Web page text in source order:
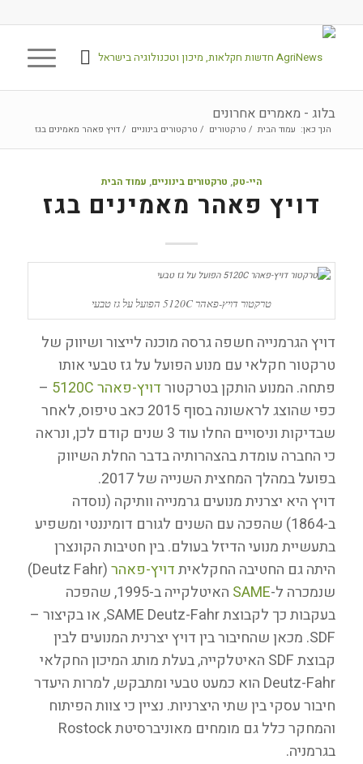
בלוג - מאמרים אחרונים
הנך כאן: עמוד הבית / טרקטורים / טרקטורים בינוניים / דויץ פאהר מאמינים בגז
היי-טק, טרקטורים בינוניים, עמוד הבית
דויץ פאהר מאמינים בגז
טרקטור דויץ-פאהר 5120C הפועל על גז טבעי
דויץ הגרמנייה חשפה גרסה מוכנה לייצור ושיווק של
טרקטור חקלאי עם מנוע הפועל על גז טבעי אותו
פתחה. המנוע הותקן בטרקטורדויץ-פאהר 5120C
–
כפי שהוצג לראשונה בסוף 2015 כאב טיפוס, לאחר
שבדיקות וניסויים החלו עוד 3 שנים קודם לכן, ונראה
כי החברה עומדת בהצהרותיה בדבר החלת השיווק
בפועל במהלך המחצית השנייה של 2017.
דויץ היא יצרנית מנועים גרמנייה וותיקה (נוסדה
ב-1864) שהפכה עם השנים לגורם דומיננטי ומשפיע
בתעשיית מנועי הדיזל בעולם. בין חטיבות הקונצרן
היתה גם החטיבה החקלאיתדויץ-פאהר
(Deutz Fahr)
שנמכרה ל-SAME
האיטלקייה ב-1995, שהפכה
בעקבות כך לקבוצת SAME Deutz-Fahr, או בקיצור –
SDF. מכאן שהחיבור בין דויץ יצרנית המנועים לבין
קבוצת SDF האיטלקייה, בעלת מותג המיכון החקלאי
Deutz-Fahr הוא כמעט טבעי ומתבקש, למרות היעדר
חיבור עסקי בין שתי היצרניות. נציין כי צוות הפיתוח
והמחקר כלל גם מומחים מאוניברסיטת Rostock
בגרמניה.